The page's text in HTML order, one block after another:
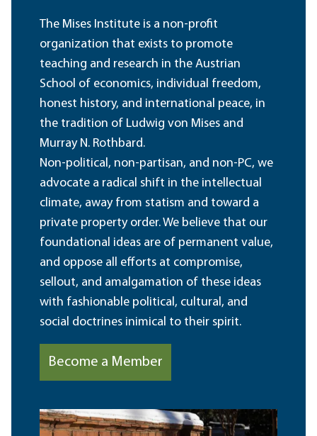
The Mises Institute is a non-profit
organization that exists to promote
teaching and research in the Austrian
School of economics, individual freedom,
honest history, and international peace, in
the tradition of Ludwig von Mises and
Murray N. Rothbard.
Non-political, non-partisan, and non-PC, we
advocate a radical shift in the intellectual
climate, away from statism and toward a
private property order. We believe that our
foundational ideas are of permanent value,
and oppose all efforts at compromise,
sellout, and amalgamation of these ideas
with fashionable political, cultural, and
social doctrines inimical to their spirit.
Become a Member